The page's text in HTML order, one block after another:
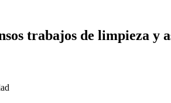
trabajos de limpieza y